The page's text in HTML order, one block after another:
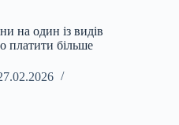
на один із видів
платити більше